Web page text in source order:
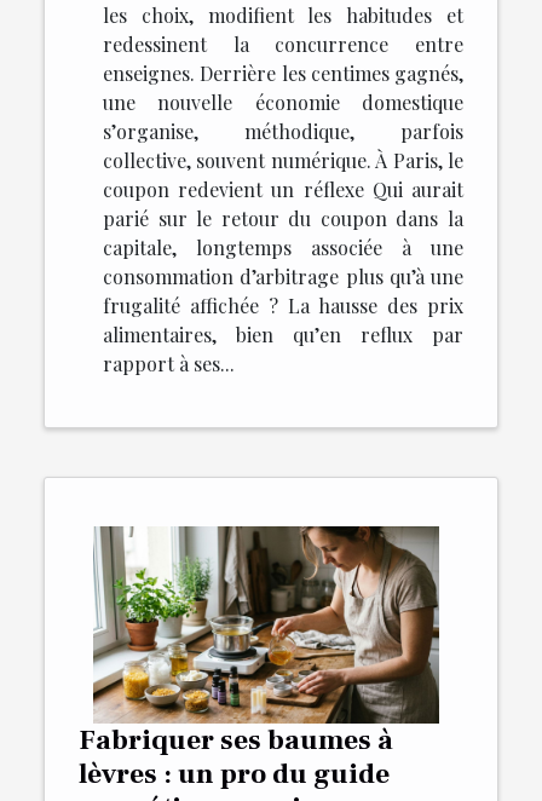
les choix, modifient les habitudes et
redessinent la concurrence entre
enseignes. Derrière les centimes gagnés,
une nouvelle économie domestique
s’organise, méthodique, parfois
collective, souvent numérique. À Paris, le
coupon redevient un réflexe Qui aurait
parié sur le retour du coupon dans la
capitale, longtemps associée à une
consommation d’arbitrage plus qu’à une
frugalité affichée ? La hausse des prix
alimentaires, bien qu’en reflux par
rapport à ses...
Fabriquer ses baumes à
lèvres : un pro du guide